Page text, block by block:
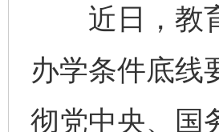
近日，教育
办学条件底线
彻党中央、国